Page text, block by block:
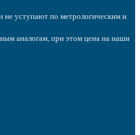
не уступают по метрологическим и
аналогам, при этом цена на наши